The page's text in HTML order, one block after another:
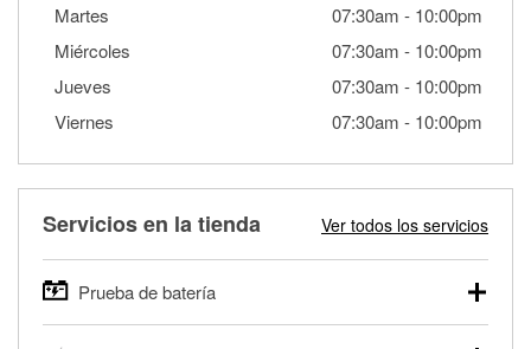
Martes
07:30am - 10:00pm
Miércoles
07:30am - 10:00pm
Jueves
07:30am - 10:00pm
Viernes
07:30am - 10:00pm
Servicios en la tienda Ver todos los servicios
Prueba de batería